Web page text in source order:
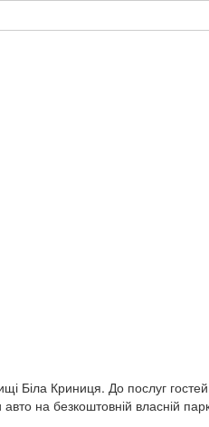
Біла Криниця. До послуг
на безкоштовній власній